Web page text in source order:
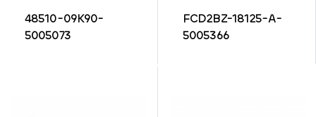
48510-09K90-
5005073
FCD2BZ-18125-A-
5005366